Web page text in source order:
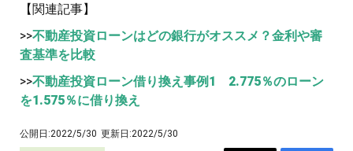
【関連記事】
>>不動産投資ローンはどの銀行がオススメ？金利や審
査基準を比較
>>不動産投資ローン借り換え事例1 2.775％のローン
を1.575％に借り換え
公開日:2022/5/30 更新日:2022/5/30